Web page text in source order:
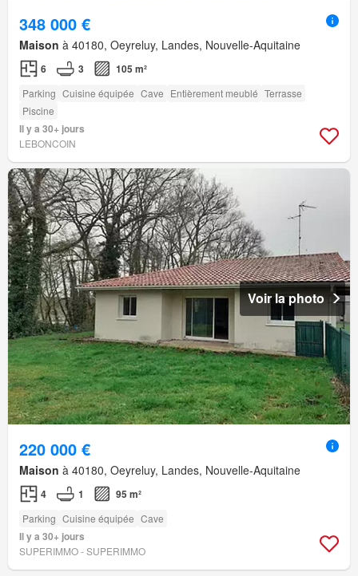
348 000 €
Maison à 40180, Oeyreluy, Landes, Nouvelle-Aquitaine
6 3 105 m²
Parking Cuisine équipée Cave Entièrement meublé Terrasse
Piscine
Il y a 30+ jours
LEBONCOIN
Voir la photo
220 000 €
Maison à 40180, Oeyreluy, Landes, Nouvelle-Aquitaine
4 1 95 m²
Parking Cuisine équipée Cave
Il y a 30+ jours
SUPERIMMO - SUPERIMMO